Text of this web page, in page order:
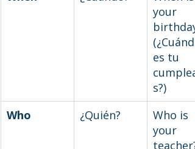
your
es tu
s?)
Who
¿Quién?
Who is
your
teacher?